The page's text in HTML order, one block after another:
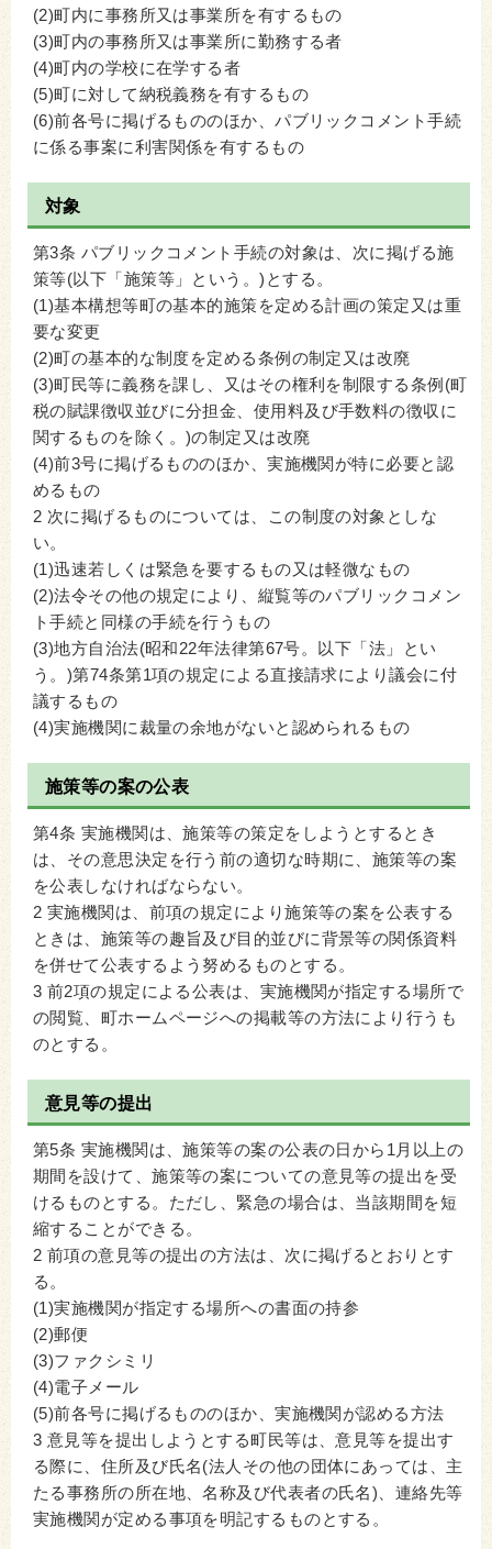
(2)町内に事務所又は事業所を有するもの
(3)町内の事務所又は事業所に勤務する者
(4)町内の学校に在学する者
(5)町に対して納税義務を有するもの
(6)前各号に掲げるもののほか、パブリックコメント手続
に係る事案に利害関係を有するもの
対象
第3条 パブリックコメント手続の対象は、次に掲げる施
策等(以下「施策等」という。)とする。
(1)基本構想等町の基本的施策を定める計画の策定又は重
要な変更
(2)町の基本的な制度を定める条例の制定又は改廃
(3)町民等に義務を課し、又はその権利を制限する条例(町
税の賦課徴収並びに分担金、使用料及び手数料の徴収に
関するものを除く。)の制定又は改廃
(4)前3号に掲げるもののほか、実施機関が特に必要と認
めるもの
2 次に掲げるものについては、この制度の対象としな
い。
(1)迅速若しくは緊急を要するもの又は軽微なもの
(2)法令その他の規定により、縦覧等のパブリックコメン
ト手続と同様の手続を行うもの
(3)地方自治法(昭和22年法律第67号。以下「法」とい
う。)第74条第1項の規定による直接請求により議会に付
議するもの
(4)実施機関に裁量の余地がないと認められるもの
施策等の案の公表
第4条 実施機関は、施策等の策定をしようとするとき
は、その意思決定を行う前の適切な時期に、施策等の案
を公表しなければならない。
2 実施機関は、前項の規定により施策等の案を公表する
ときは、施策等の趣旨及び目的並びに背景等の関係資料
を併せて公表するよう努めるものとする。
3 前2項の規定による公表は、実施機関が指定する場所で
の閲覧、町ホームページへの掲載等の方法により行うも
のとする。
意見等の提出
第5条 実施機関は、施策等の案の公表の日から1月以上の
期間を設けて、施策等の案についての意見等の提出を受
けるものとする。ただし、緊急の場合は、当該期間を短
縮することができる。
2 前項の意見等の提出の方法は、次に掲げるとおりとす
る。
(1)実施機関が指定する場所への書面の持参
(2)郵便
(3)ファクシミリ
(4)電子メール
(5)前各号に掲げるもののほか、実施機関が認める方法
3 意見等を提出しようとする町民等は、意見等を提出す
る際に、住所及び氏名(法人その他の団体にあっては、主
たる事務所の所在地、名称及び代表者の氏名)、連絡先等
実施機関が定める事項を明記するものとする。